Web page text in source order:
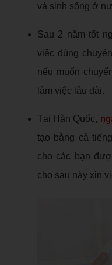
và sinh sống ở
Sau 2 năm tốt
việc đúng
nếu muốn
làm việc lâu dài.
Tại Hàn Quốc,
tạo bằng cả
cho các bạn
cho sau này xin